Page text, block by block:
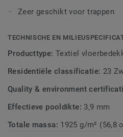
Zeer geschikt voor trappen
TECHNISCHE EN
Producttype: Textiel
Residentiële classificatie: 23
Quality & environment
Effectieve pooldikte: 3,9 mm
Totale massa: 1925 g/m² (56,8